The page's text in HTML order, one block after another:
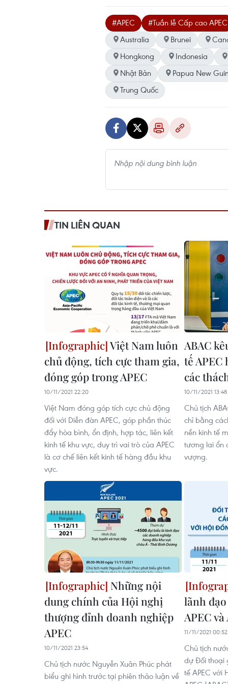
#APEC #Tuần lễ Cấp cao APEC
Australia
Brunei
Hongkong
Indonesia
Nhật Bản
Papua New
Trung Quốc
TIN LIÊN QUAN
Việt Nam luôn
chủ động, tích cực tham gia,
đóng góp trong APEC
10/11/2021 22:20
Việt Nam đóng góp tích cực chủ động
đối với Diễn đàn APEC, góp phần thúc
đẩy hòa bình, ổn định, hợp tác, liên kết
kinh tế khu vực, duy trì vai trò của APEC
là cơ chế liên kết kinh tế hàng đầu khu
vực.
ABAC
tế APEC
các
10/11/2021 13:48
Chủ tịch
chỉ bằng
nền kinh tế
tương lai ổn
vượng.
Những nội
dung chính của Hội nghị
thượng đỉnh doanh nghiệp
APEC
10/11/2021 23:54
Chủ tịch nước Nguyễn Xuân Phúc phát
biểu ghi hình trước tại phiên thảo luận về
lãnh
APEC và
11/11/2021 00:52
Chủ tịch
dự Đối thoại
tế APEC với